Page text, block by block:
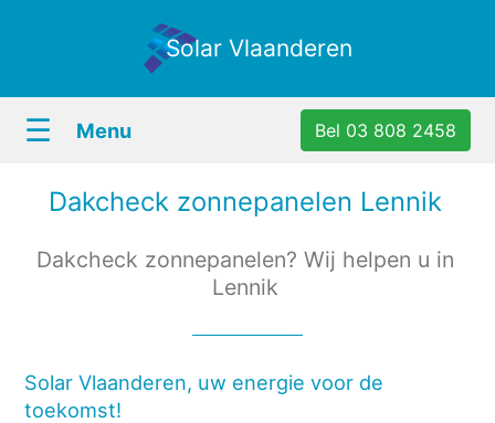
Solar Vlaanderen
☰ Menu Bel 03 808 2458
Dakcheck zonnepanelen Lennik
Dakcheck zonnepanelen? Wij helpen u in
Lennik
Solar Vlaanderen, uw energie voor de
toekomst!